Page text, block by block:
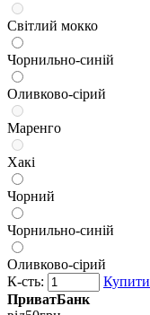
Світлий мокко
Чорнильно-синій
Оливково-сірий
Маренго
Хакі
Чорний
Чорнильно-синій
Оливково-сірий
К-сть:
Купити
ПриватБанк